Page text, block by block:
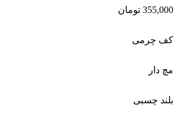
355,000 تومان
کف چرمی
مچ دار
بلند چسبی